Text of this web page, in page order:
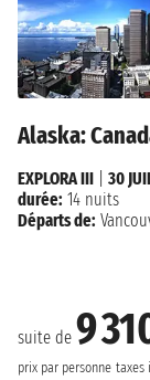
Alaska:
suite de 9
prix par personne taxes
EXPLORA III
30
durée: 14 nuits
Départs de: